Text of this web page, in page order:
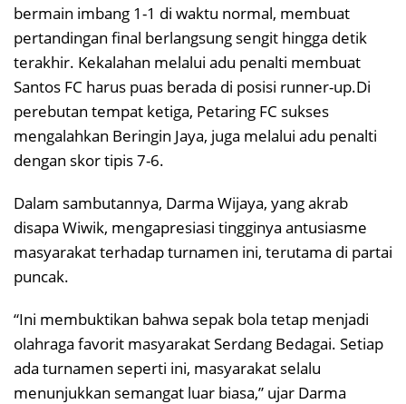
bermain imbang 1-1 di waktu normal, membuat
pertandingan final berlangsung sengit hingga detik
terakhir. Kekalahan melalui adu penalti membuat
Santos FC harus puas berada di posisi runner-up.Di
perebutan tempat ketiga, Petaring FC sukses
mengalahkan Beringin Jaya, juga melalui adu penalti
dengan skor tipis 7-6.
Dalam sambutannya, Darma Wijaya, yang akrab
disapa Wiwik, mengapresiasi tingginya antusiasme
masyarakat terhadap turnamen ini, terutama di partai
puncak.
“Ini membuktikan bahwa sepak bola tetap menjadi
olahraga favorit masyarakat Serdang Bedagai. Setiap
ada turnamen seperti ini, masyarakat selalu
menunjukkan semangat luar biasa,” ujar Darma